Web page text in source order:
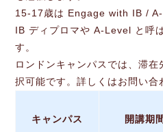
15-17歳は Engage with IB /
IB ディプロマや A-Level と呼
す。
ロンドンキャンパスでは、滞
択可能です。詳しくはお問い合
キャンパス 開講期間